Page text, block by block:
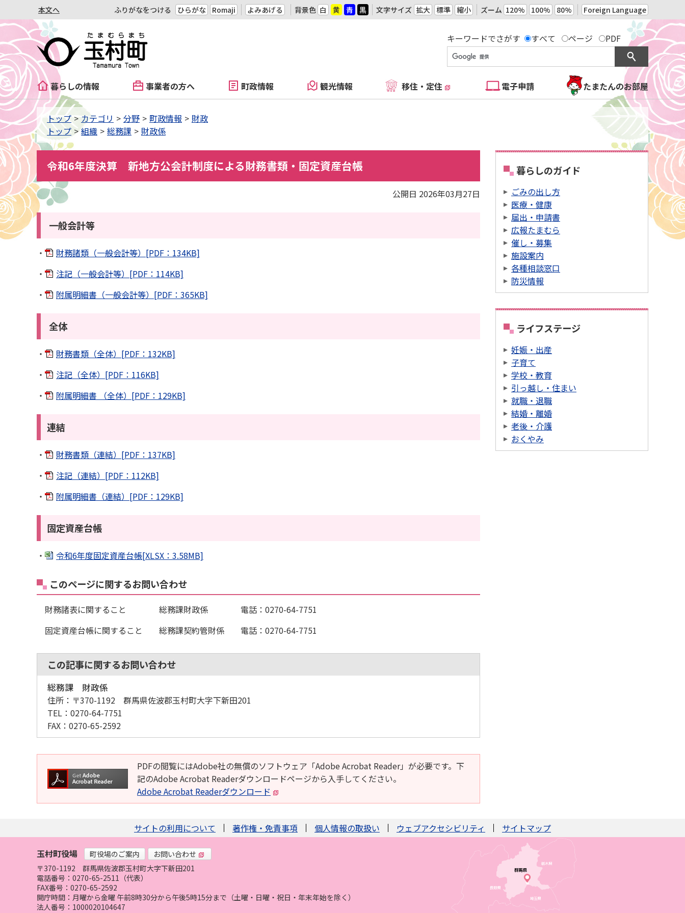
本文へ ふりがなをつける ひらがな Romaji よみあげる 背景色 白 黄 青 黒 文字サイズ 拡大 標準 縮小 ズーム 120% 100% 80% Foreign Language
キーワードでさがす すべて ページ PDF
暮らしの情報 事業者の方へ 町政情報 観光情報 移住・定住 電子申請 たまたんのお部屋
トップ カテゴリ 分野 町政情報
財政
トップ
組織 総務課 財政係
令和6年度決算 新地方公会計制度による財務書類・固定資産台帳
公開日 2026年03月27日
一般会計等
・
財務諸類（一般会計等）[PDF：134KB]
・
注記（一般会計等）[PDF：114KB]
・
附属明細書（一般会計等）[PDF：365KB]
全体
・
財務書類（全体）[PDF：132KB]
・
注記（全体）[PDF：116KB]
・
附属明細書 （全体）[PDF：129KB]
連結
・
財務書類（連結）[PDF：137KB]
・
注記（連結）[PDF：112KB]
・
附属明細書（連結）[PDF：129KB]
固定資産台帳
・ 令和6年度固定資産台帳[XLSX：3.58MB]
このページに関するお問い合わせ
財務諸表に関すること 総務課財政係 電話：0270-64-7751
固定資産台帳に関すること 総務課契約管財係 電話：0270-64-7751
この記事に関するお問い合わせ
総務課 財政係
住所： 〒370-1192 群馬県佐波郡玉村町大字下新田201
TEL： 0270-64-7751
FAX： 0270-65-2592
PDFの閲覧にはAdobe社の無償のソフトウェア「Adobe Acrobat Reader」が必要です。下
記のAdobe Acrobat Readerダウンロードページから入手してください。
Adobe Acrobat Readerダウンロード
暮らしのガイド
ごみの出し方
医療・健康
届出・申請書
広報たまむら
催し・募集
施設案内
各種相談窓口
防災情報
ライフステージ
妊娠・出産
子育て
学校・教育
引っ越し・住まい
就職・退職
結婚・離婚
老後・介護
おくやみ
サイトの利用について 著作権・免責事項 個人情報の取扱い ウェブアクセシビリティ サイトマップ
玉村町役場 町役場のご案内
お問い合わせ
〒370-1192
群馬県佐波郡玉村町大字下新田201
電話番号：0270-65-2511（代表）
FAX番号：0270-65-2592
開庁時間：月曜から金曜 午前8時30分から午後5時15分まで（土曜・日曜・祝日・年末年始を除く）
法人番号：1000020104647